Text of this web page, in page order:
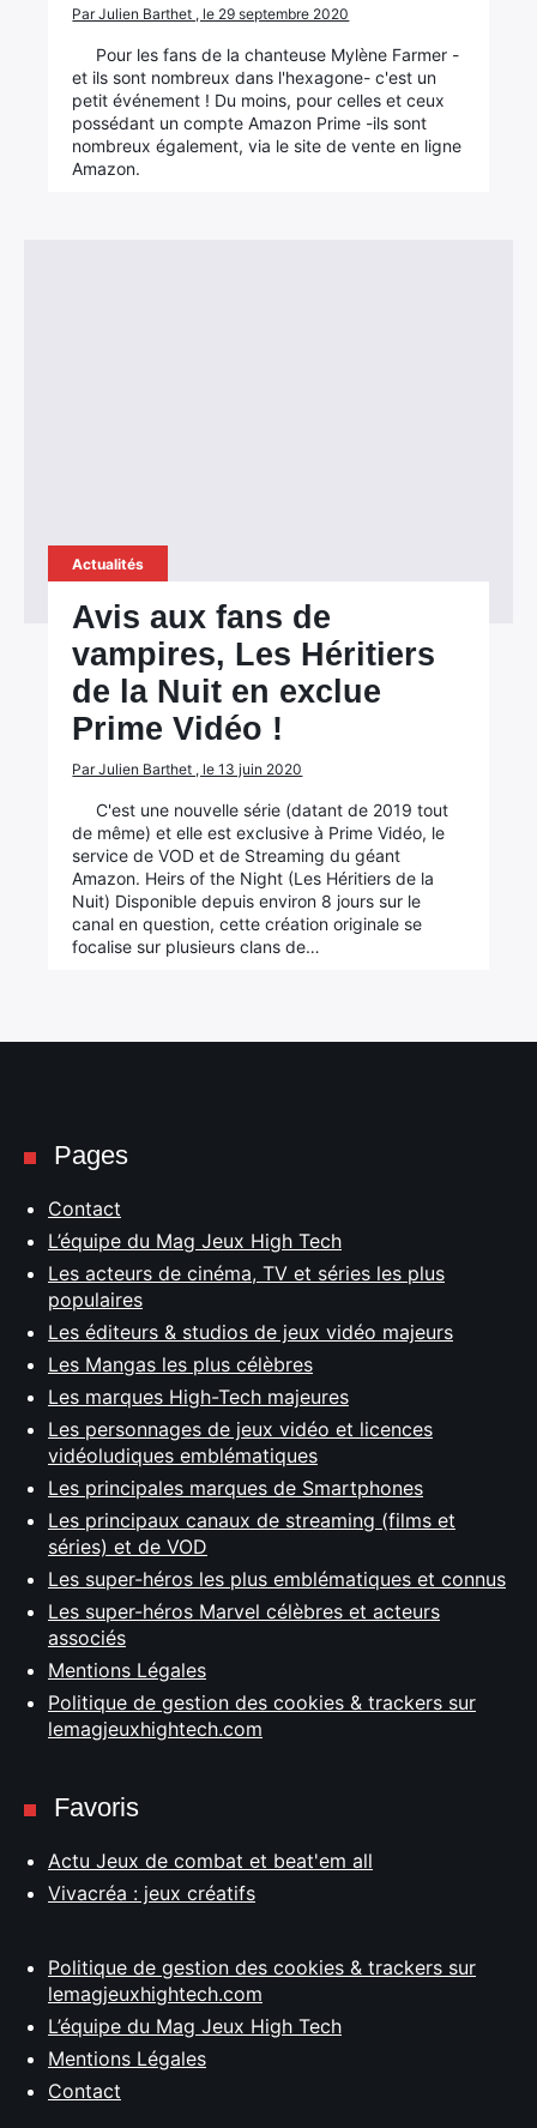
Par Julien Barthet , le 29 septembre 2020
Pour les fans de la chanteuse Mylène Farmer -
et ils sont nombreux dans l'hexagone- c'est un
petit événement ! Du moins, pour celles et ceux
possédant un compte Amazon Prime -ils sont
nombreux également, via le site de vente en ligne
Amazon.
Actualités
Avis aux fans de
vampires, Les Héritiers
de la Nuit en exclue
Prime Vidéo !
Par Julien Barthet , le 13 juin 2020
C'est une nouvelle série (datant de 2019 tout
de même) et elle est exclusive à Prime Vidéo, le
service de VOD et de Streaming du géant
Amazon. Heirs of the Night (Les Héritiers de la
Nuit) Disponible depuis environ 8 jours sur le
canal en question, cette création originale se
focalise sur plusieurs clans de…
Pages
Contact
L’équipe du Mag Jeux High Tech
Les acteurs de cinéma, TV et séries les plus
populaires
Les éditeurs & studios de jeux vidéo majeurs
Les Mangas les plus célèbres
Les marques High-Tech majeures
Les personnages de jeux vidéo et licences
vidéoludiques emblématiques
Les principales marques de Smartphones
Les principaux canaux de streaming (films et
séries) et de VOD
Les super-héros les plus emblématiques et connus
Les super-héros Marvel célèbres et acteurs
associés
Mentions Légales
Politique de gestion des cookies & trackers sur
lemagjeuxhightech.com
Favoris
Actu Jeux de combat et beat'em all
Vivacréa : jeux créatifs
Politique de gestion des cookies & trackers sur
lemagjeuxhightech.com
L’équipe du Mag Jeux High Tech
Mentions Légales
Contact